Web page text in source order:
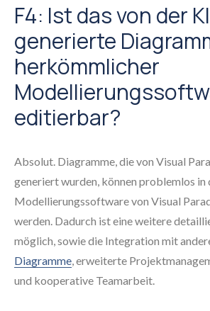
F4: Ist das von der KI
generierte
herkömmlicher
editierbar?
Absolut. Diagramme, die von Visual
generiert wurden, können problemlos
Modellierungssoftware von Visual
werden. Dadurch ist eine weitere
möglich, sowie die Integration mit
Diagramme, erweiterte
und kooperative Teamarbeit.